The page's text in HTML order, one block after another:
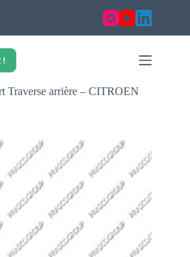
!
Traverse arrière – CITROEN